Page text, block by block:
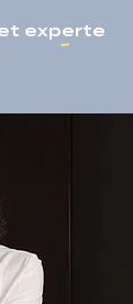
experte
-